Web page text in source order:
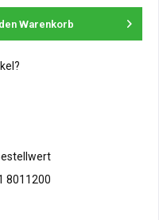
Warenkorb
8011200